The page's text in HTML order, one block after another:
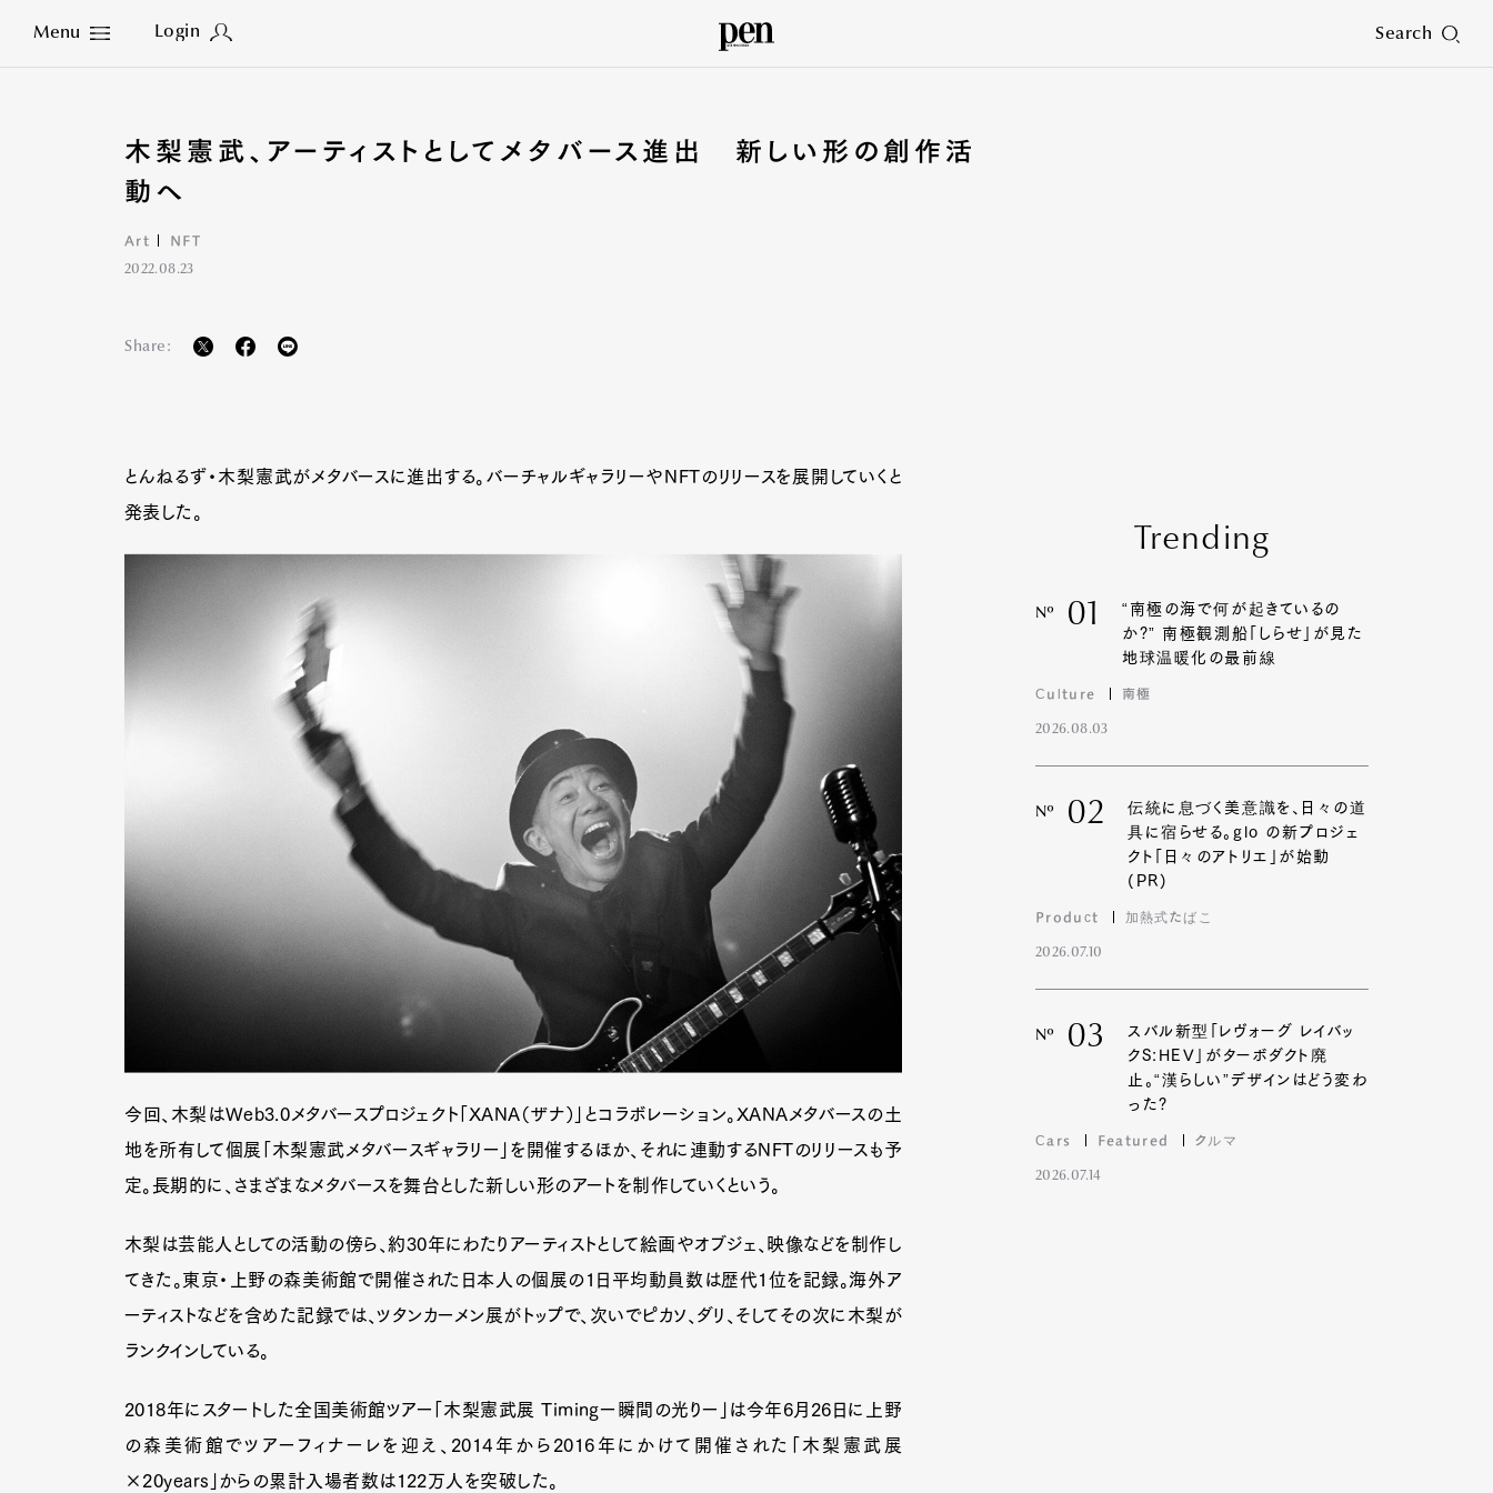
Menu Login Search
Close
木梨憲武、アーティストとしてメタバース進出 新しい形の創作活
動へ
Art NFT
2022.08.23
Share:
とんねるず・木梨憲武がメタバースに進出する。バーチャルギャラリーやNFTのリリースを展開していくと
発表した。
今回、木梨はWeb3.0メタバースプロジェクト「XANA（ザナ）」とコラボレーション。XANAメタバースの土
地を所有して個展「木梨憲武メタバースギャラリー」を開催するほか、それに連動するNFTのリリースも予
定。長期的に、さまざまなメタバースを舞台とした新しい形のアートを制作していくという。
木梨は芸能人としての活動の傍ら、約30年にわたりアーティストとして絵画やオブジェ、映像などを制作し
てきた。東京・上野の森美術館で開催された日本人の個展の1日平均動員数は歴代1位を記録。海外ア
ーティストなどを含めた記録では、ツタンカーメン展がトップで、次いでピカソ、ダリ、そしてその次に木梨が
ランクインしている。
2018年にスタートした全国美術館ツアー「木梨憲武展 Timingー瞬間の光りー」は今年6月26日に上野
の森美術館でツアーフィナーレを迎え、2014年から2016年にかけて開催された「木梨憲武展
×20years」からの累計入場者数は122万人を突破した。
Trending
Nº 01
“南極の海で何が起きているの
か?” 南極観測船「しらせ」が見た
地球温暖化の最前線
Culture 南極
2026.08.03
Nº 02
伝統に息づく美意識を、日々の道
具に宿らせる。glo の新プロジェ
クト「日々のアトリエ」が始動
(PR)
Product 加熱式たばこ
2026.07.10
Nº 03
スバル新型「レヴォーグ レイバッ
クS:HEV」がターボダクト廃
止。“漢らしい”デザインはどう変わ
った?
Cars Featured クルマ
2026.07.14